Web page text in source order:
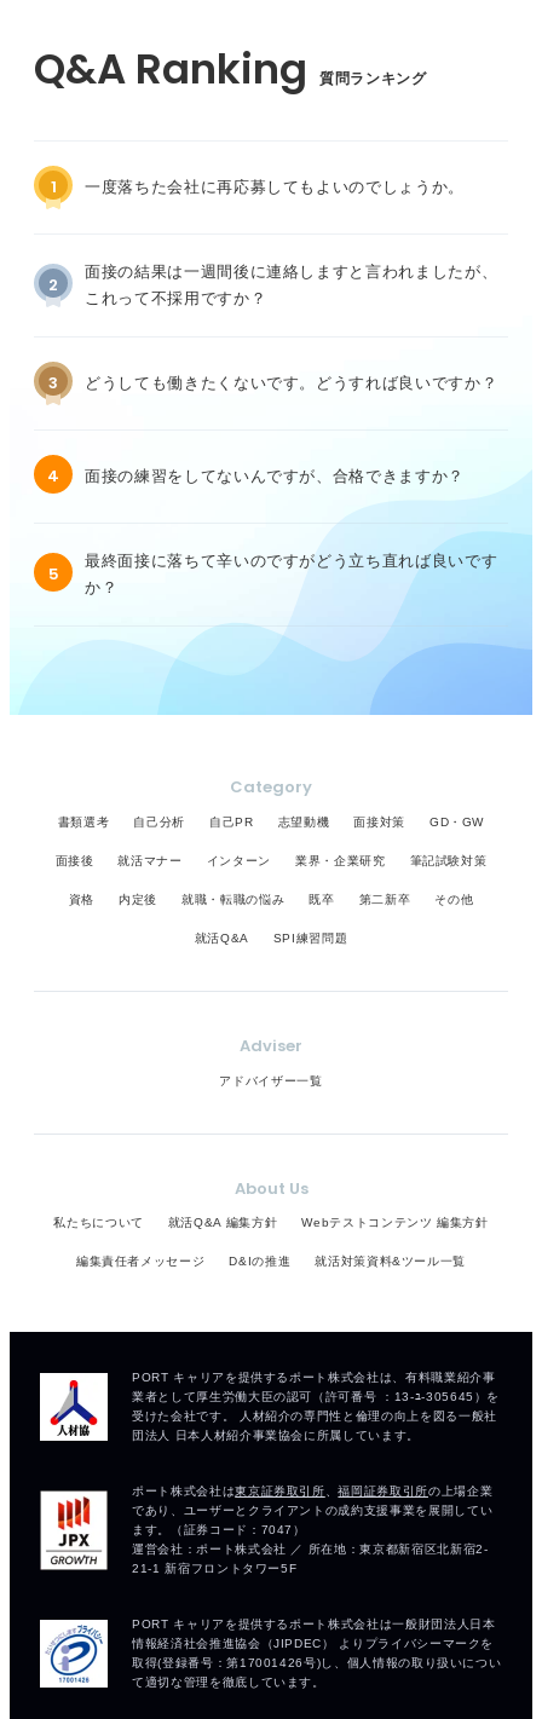
質問ランキング
1 一度落ちた会社に再応募してもよいのでしょうか。
2
面接の結果は一週間後に連絡しますと言われましたが、
これって不採用ですか？
3 どうしても働きたくないです。どうすれば良いですか？
4 面接の練習をしてないんですが、合格できますか？
5
最終面接に落ちて辛いのですがどう立ち直れば良いです
か？
Category
書類選考 自己分析 自己PR 志望動機 面接対策 GD・GW
面接後 就活マナー インターン 業界・企業研究 筆記試験対策
資格 内定後 就職・転職の悩み 既卒 第二新卒 その他
就活Q&A SPI練習問題
Adviser
アドバイザー一覧
About Us
私たちについて 就活Q&A 編集方針 Webテストコンテンツ 編集方針
編集責任者メッセージ D&Iの推進 就活対策資料&ツール一覧